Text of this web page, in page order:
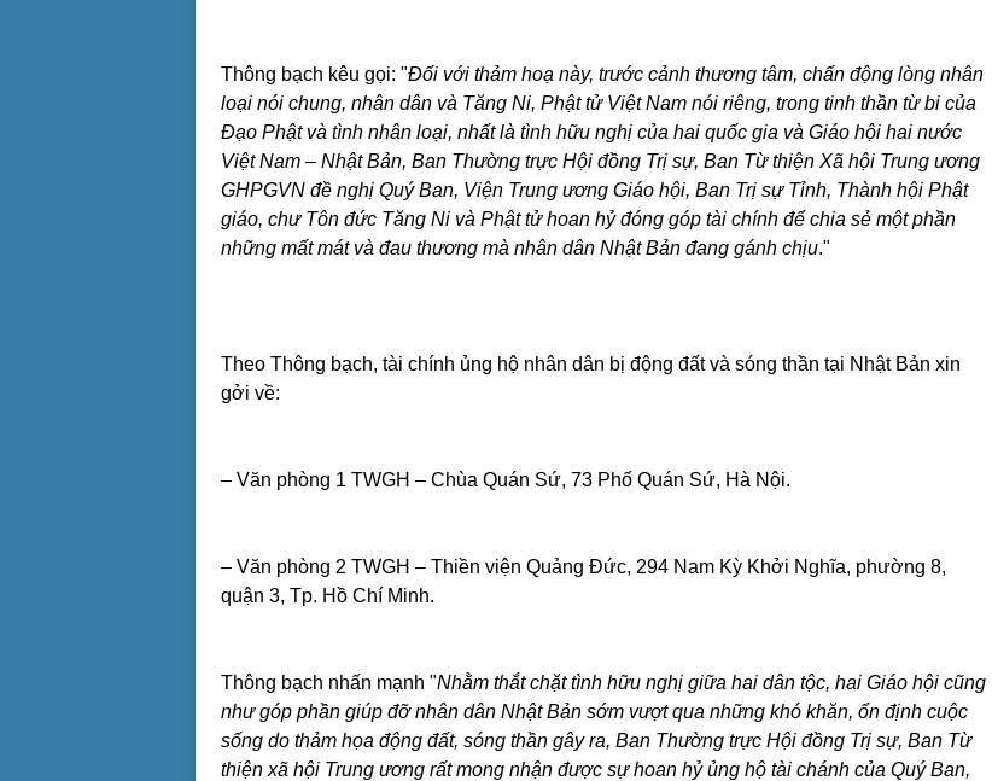
Thông bạch kêu gọi: "Đối với thảm hoạ này, trước cảnh thương tâm, chấn động lòng nhân
loại nói chung, nhân dân và Tăng Ni, Phật tử Việt Nam nói riêng, trong tinh thần từ bi của
Đạo Phật và tình nhân loại, nhất là tình hữu nghị của hai quốc gia và Giáo hội hai nước
Việt Nam – Nhật Bản, Ban Thường trực Hội đồng Trị sự, Ban Từ thiện Xã hội Trung ương
GHPGVN đề nghị Quý Ban, Viện Trung ương Giáo hội, Ban Trị sự Tỉnh, Thành hội Phật
giáo, chư Tôn đức Tăng Ni và Phật tử hoan hỷ đóng góp tài chính để chia sẻ một phần
những mất mát và đau thương mà nhân dân Nhật Bản đang gánh chịu."
Theo Thông bạch, tài chính ủng hộ nhân dân bị động đất và sóng thần tại Nhật Bản xin
gởi về:
– Văn phòng 1 TWGH – Chùa Quán Sứ, 73 Phố Quán Sứ, Hà Nội.
– Văn phòng 2 TWGH – Thiền viện Quảng Đức, 294 Nam Kỳ Khởi Nghĩa, phường 8,
quận 3, Tp. Hồ Chí Minh.
Thông bạch nhấn mạnh "Nhằm thắt chặt tình hữu nghị giữa hai dân tộc, hai Giáo hội cũng
như góp phần giúp đỡ nhân dân Nhật Bản sớm vượt qua những khó khăn, ổn định cuộc
sống do thảm họa động đất, sóng thần gây ra, Ban Thường trực Hội đồng Trị sự, Ban Từ
thiện xã hội Trung ương rất mong nhận được sự hoan hỷ ủng hộ tài chánh của Quý Ban,